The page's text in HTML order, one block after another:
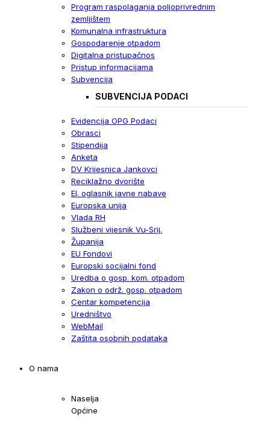
Program raspolaganja poljoprivrednim
zemljištem
Komunalna infrastruktura
Gospodarenje otpadom
Digitalna pristupačnos
Pristup informacijama
Subvencija
SUBVENCIJA PODACI
Evidencija OPG Podaci
Obrasci
Stipendija
Anketa
DV Krijesnica Jankovci
Reciklažno dvorište
El. oglasnik javne nabave
Europska unija
Vlada RH
Službeni vijesnik Vu-Srij.
Županija
EU Fondovi
Europski socijalni fond
Uredba o gosp. kom. otpadom
Zakon o održ. gosp. otpadom
Centar kompetencija
Uredništvo
WebMail
Zaštita osobnih podataka
O nama
Naselja
Općine